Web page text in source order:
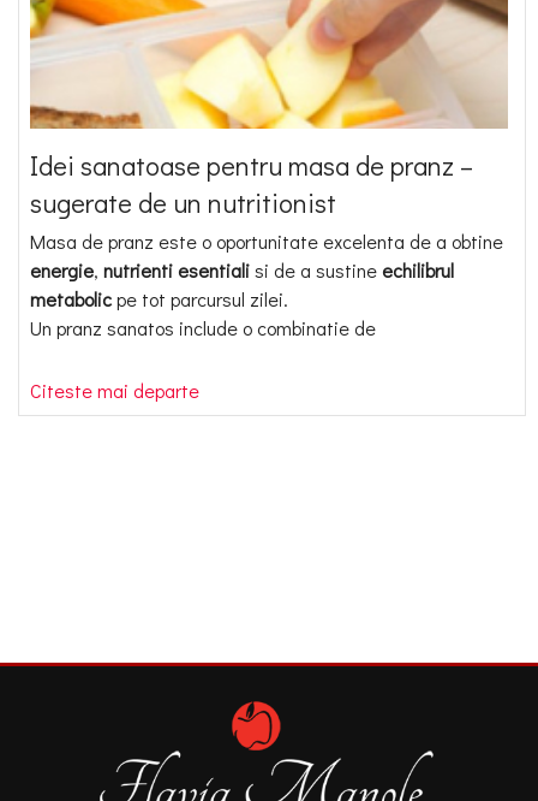
Idei sanatoase pentru masa de pranz –
sugerate de un nutritionist
Masa de pranz este o oportunitate excelenta de a obtine
energie, nutrienti esentialisi de a sustineechilibrul
metabolicpe tot parcursul zilei.
Un pranz sanatos include o combinatie de
Citeste mai departe